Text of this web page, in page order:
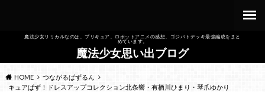
魔法少女リリカルなのは、プリキュア、ロボットアニメの感想、ゴジバトデッキ最強編成をまと
めています。
魔法少女思い出ブログ
HOME
つながるぱずるん
キュアぱず！ドレスアップコレクション北条響・有栖川ひまり・琴爪ゆかり